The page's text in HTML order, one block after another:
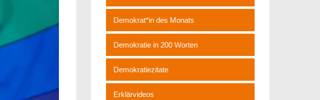
Demokrat*in des Monats
Demokratie in 200 Worten
Demokratiezitate
Erklärvideos